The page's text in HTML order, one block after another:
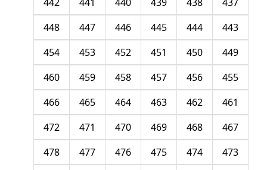
443
444
445
446
447
448
449
450
451
452
453
454
455
456
457
458
459
460
461
462
463
464
465
466
467
468
469
470
471
472
473
474
475
476
477
478